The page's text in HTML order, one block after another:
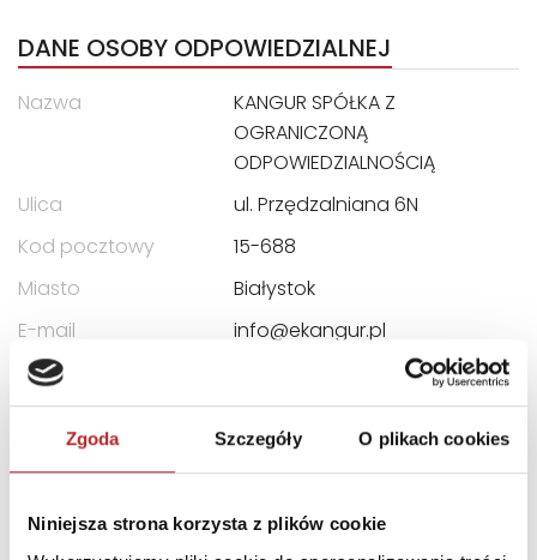
Zgoda Szczegóły O plikach cookies
Niniejsza strona korzysta z plików cookie
DANE OSOBY ODPOWIEDZIALNEJ
Nazwa
KANGUR SPÓŁKA Z
OGRANICZONĄ
ODPOWIEDZIALNOŚCIĄ
Ulica
ul. Przędzalniana 6N
Kod pocztowy
15-688
Miasto
Białystok
E-mail
info@ekangur.pl
INFORMACJE I OSTRZEŻENIA
Ostrzeżenie. Gra nieodpowiednia dla dzieci poniżej 3
elementów. Proszę zachować opakowanie ze